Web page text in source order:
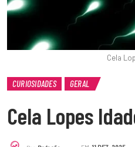
Cela
CURIOSIDADES GERAL
Cela Lopes